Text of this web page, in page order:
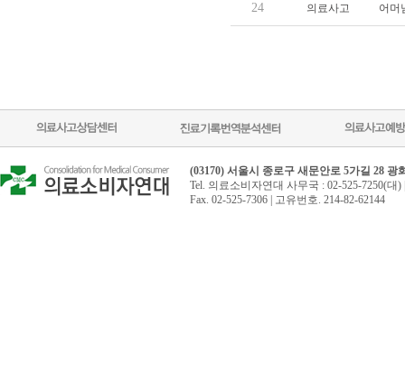
24 의료사고 어머
(03170) 서울시 종로구 새문안로 5가길 28 광
Tel. 의료소비자연대 사무국 : 02-525-7250(대
Fax. 02-525-7306 | 고유번호. 214-82-62144